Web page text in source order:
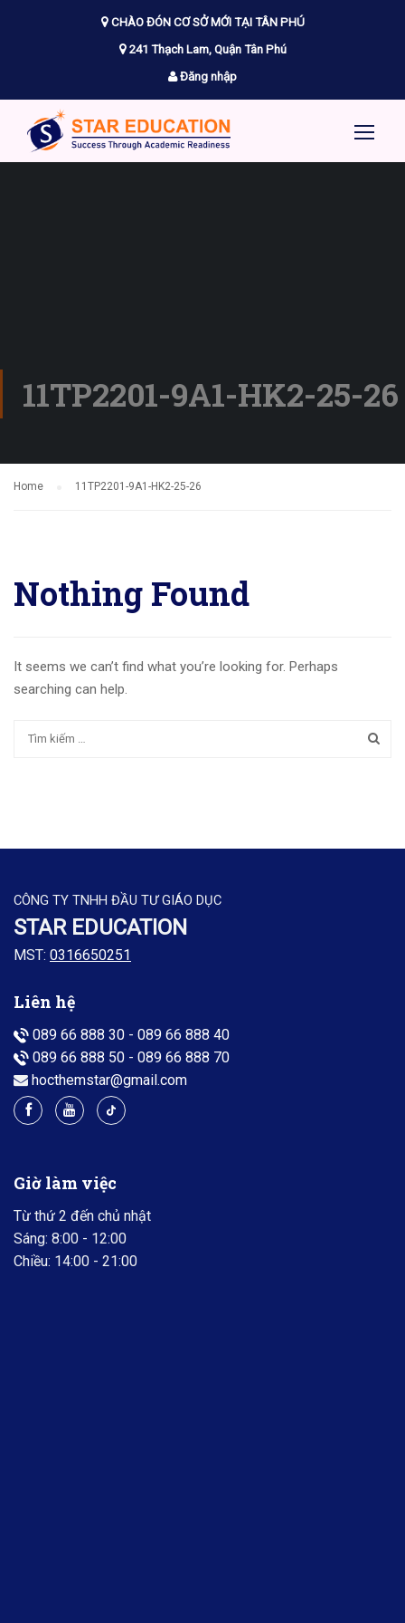
CHÀO ĐÓN CƠ SỞ MỚI TẠI TÂN PHÚ
241 Thạch Lam, Quận Tân Phú
Đăng nhập
11TP2201-9A1-HK2-25-26
Home 11TP2201-9A1-HK2-25-26
Nothing Found
It seems we can’t find what you’re looking for. Perhaps
searching can help.
CÔNG TY TNHH ĐẦU TƯ GIÁO DỤC
STAR EDUCATION
MST: 0316650251
Liên hệ
089 66 888 30 - 089 66 888 40
089 66 888 50 - 089 66 888 70
hocthemstar@gmail.com
Giờ làm việc
Từ thứ 2 đến chủ nhật
Sáng: 8:00 - 12:00
Chiều: 14:00 - 21:00